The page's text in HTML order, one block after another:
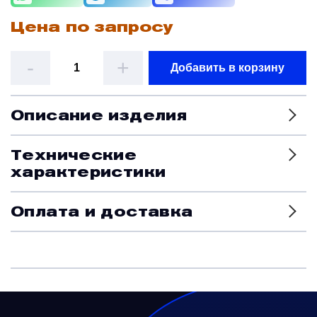
Цена по запросу
- + Добавить в корзину
Описание изделия
Технические
характеристики
Оплата и доставка
Датчики
Модули
Наземное вспомогательное оборудование